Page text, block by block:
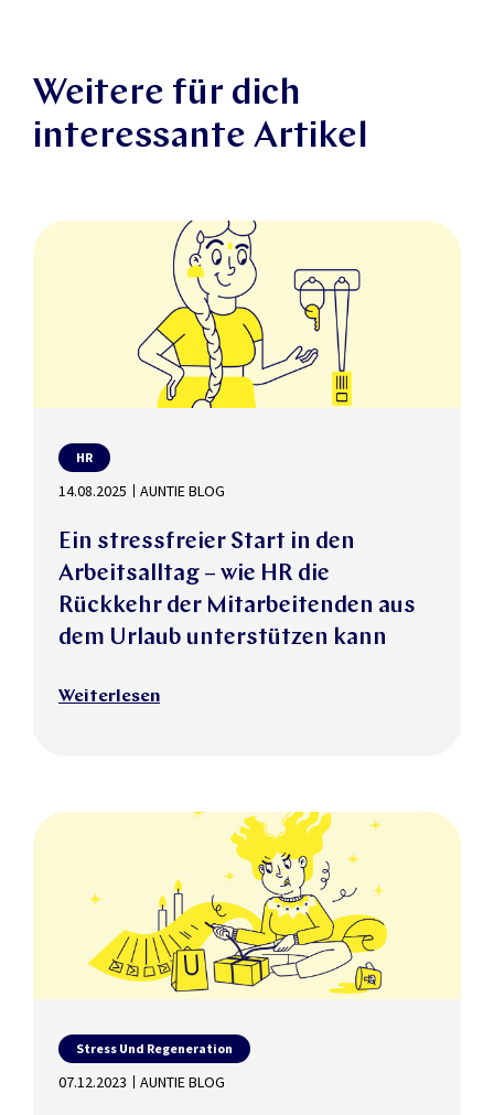
Weitere für dich
interessante Artikel
HR
14.08.2025 AUNTIE BLOG
Ein stressfreier Start in den
Arbeitsalltag – wie HR die
Rückkehr der Mitarbeitenden aus
dem Urlaub unterstützen kann
Weiterlesen
Stress Und Regeneration
07.12.2023 AUNTIE BLOG